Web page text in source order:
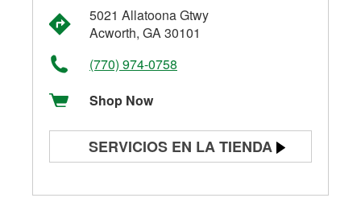
5021 Allatoona Gtwy
Acworth, GA 30101
(770) 974-0758
Shop Now
SERVICIOS EN LA TIENDA